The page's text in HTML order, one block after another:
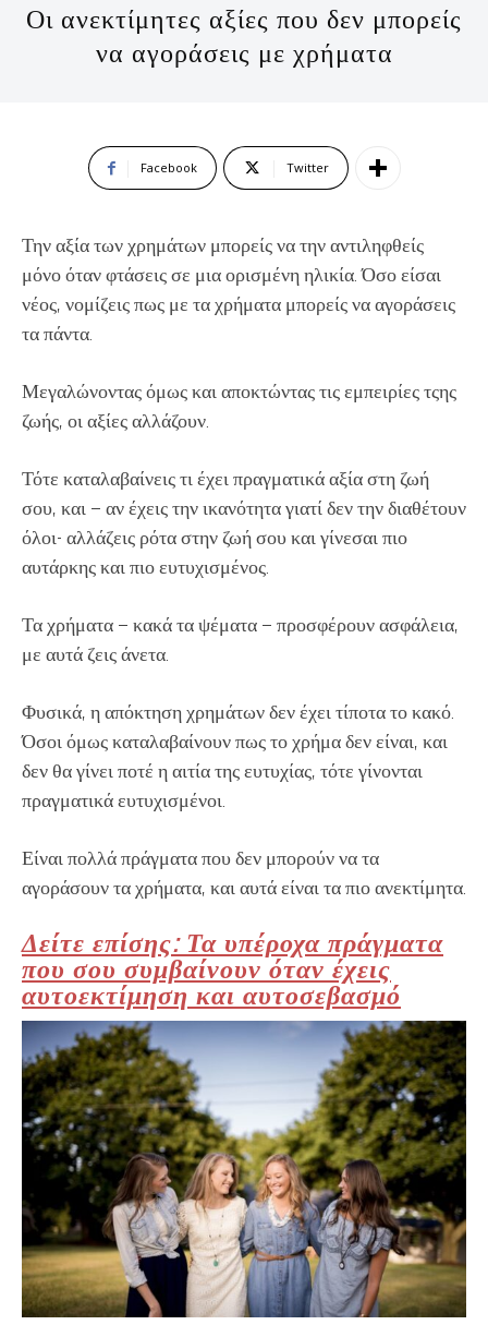
Οι ανεκτίμητες αξίες που δεν μπορείς
να αγοράσεις με χρήματα
Facebook Twitter
Την αξία των χρημάτων μπορείς να την αντιληφθείς
μόνο όταν φτάσεις σε μια ορισμένη ηλικία. Όσο είσαι
νέος, νομίζεις πως με τα χρήματα μπορείς να αγοράσεις
τα πάντα.
Μεγαλώνοντας όμως και αποκτώντας τις εμπειρίες τςης
ζωής, οι αξίες αλλάζουν.
Τότε καταλαβαίνεις τι έχει πραγματικά αξία στη ζωή
σου, και – αν έχεις την ικανότητα γιατί δεν την διαθέτουν
όλοι- αλλάζεις ρότα στην ζωή σου και γίνεσαι πιο
αυτάρκης και πιο ευτυχισμένος.
Τα χρήματα – κακά τα ψέματα – προσφέρουν ασφάλεια,
με αυτά ζεις άνετα.
Φυσικά, η απόκτηση χρημάτων δεν έχει τίποτα το κακό.
Όσοι όμως καταλαβαίνουν πως το χρήμα δεν είναι, και
δεν θα γίνει ποτέ η αιτία της ευτυχίας, τότε γίνονται
πραγματικά ευτυχισμένοι.
Είναι πολλά πράγματα που δεν μπορούν να τα
αγοράσουν τα χρήματα, και αυτά είναι τα πιο ανεκτίμητα.
Δείτε επίσης: Τα υπέροχα πράγματα
που σου συμβαίνουν όταν έχεις
αυτοεκτίμηση και αυτοσεβασμό